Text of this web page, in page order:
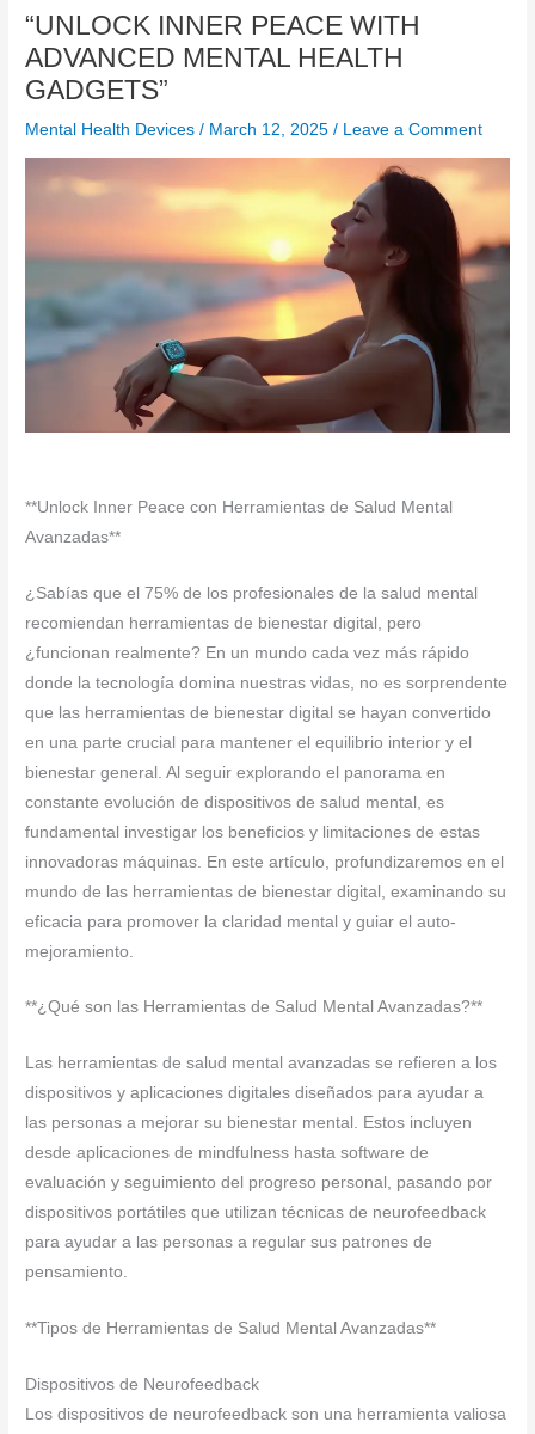
“UNLOCK INNER PEACE WITH
ADVANCED MENTAL HEALTH
GADGETS”
Mental Health Devices / March 12, 2025/ Leave a Comment
**Unlock Inner Peace con Herramientas de Salud Mental
Avanzadas**
¿Sabías que el 75% de los profesionales de la salud mental
recomiendan herramientas de bienestar digital, pero
¿funcionan realmente? En un mundo cada vez más rápido
donde la tecnología domina nuestras vidas, no es sorprendente
que las herramientas de bienestar digital se hayan convertido
en una parte crucial para mantener el equilibrio interior y el
bienestar general. Al seguir explorando el panorama en
constante evolución de dispositivos de salud mental, es
fundamental investigar los beneficios y limitaciones de estas
innovadoras máquinas. En este artículo, profundizaremos en el
mundo de las herramientas de bienestar digital, examinando su
eficacia para promover la claridad mental y guiar el auto-
mejoramiento.
**¿Qué son las Herramientas de Salud Mental Avanzadas?**
Las herramientas de salud mental avanzadas se refieren a los
dispositivos y aplicaciones digitales diseñados para ayudar a
las personas a mejorar su bienestar mental. Estos incluyen
desde aplicaciones de mindfulness hasta software de
evaluación y seguimiento del progreso personal, pasando por
dispositivos portátiles que utilizan técnicas de neurofeedback
para ayudar a las personas a regular sus patrones de
pensamiento.
**Tipos de Herramientas de Salud Mental Avanzadas**
Dispositivos de Neurofeedback
Los dispositivos de neurofeedback son una herramienta valiosa